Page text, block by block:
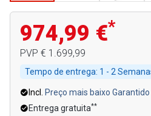
974,99 €*
PVP € 1.699,99
Tempo de entrega: 1 - 2
Incl.
Preço mais baixo Garantido
Entrega gratuita**